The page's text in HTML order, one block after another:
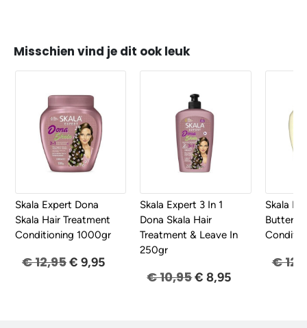
Misschien vind je dit ook leuk
Skala Expert Dona
Skala Hair Treatment
Conditioning 1000gr
€ 12,95€ 9,95
Skala Expert 3 In 1
Dona Skala Hair
Treatment & Leave In
250gr
€ 10,95€ 8,95
Skala
Butter
€